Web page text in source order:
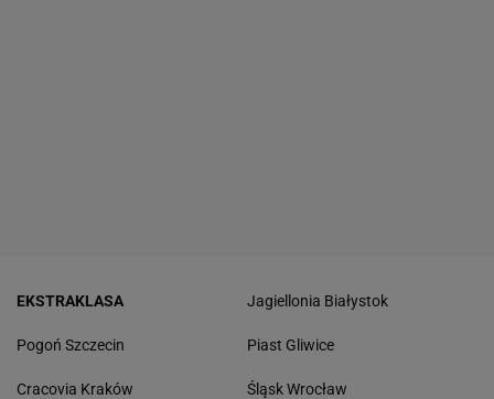
EKSTRAKLASA
Pogoń Szczecin
Cracovia Kraków
Jagiellonia Białystok
Piast Gliwice
Śląsk Wrocław